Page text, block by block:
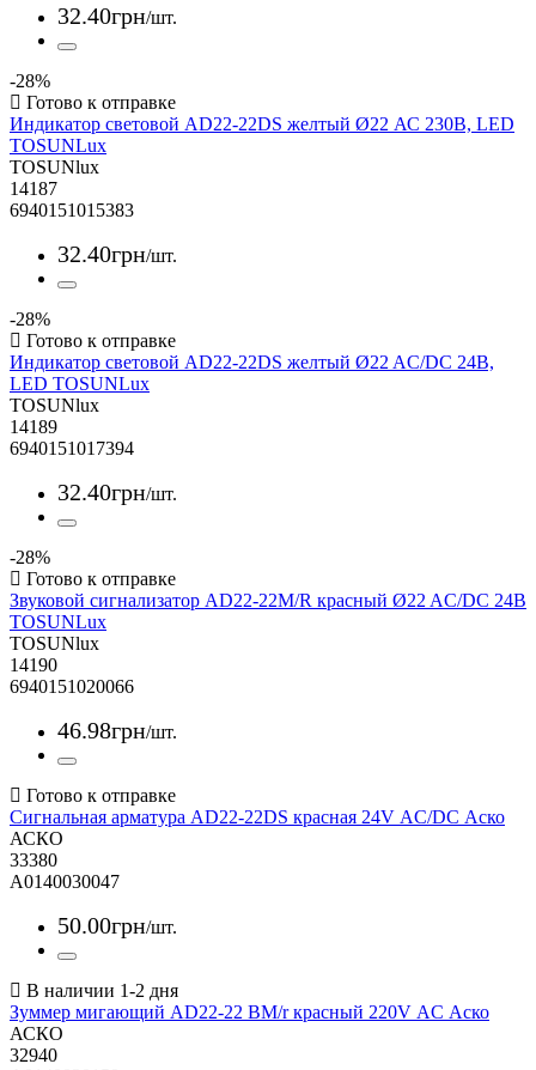
32.40грн/шт.
-28%
Индикатор световой AD22-22DS желтый Ø22 АС 230В, LED
TOSUNLux
TOSUNlux
14187
6940151015383
32.40грн/шт.
-28%
Индикатор световой AD22-22DS желтый Ø22 AC/DC 24В,
LED TOSUNLux
TOSUNlux
14189
6940151017394
32.40грн/шт.
-28%
Звуковой сигнализатор AD22-22M/R красный Ø22 AC/DC 24В
TOSUNLux
TOSUNlux
14190
6940151020066
46.98грн/шт.
Сигнальная арматура AD22-22DS красная 24V АC/DC Аско
АСКО
33380
A0140030047
50.00грн/шт.
Зуммер мигающий AD22-22 BM/r красный 220V АC Аско
АСКО
32940